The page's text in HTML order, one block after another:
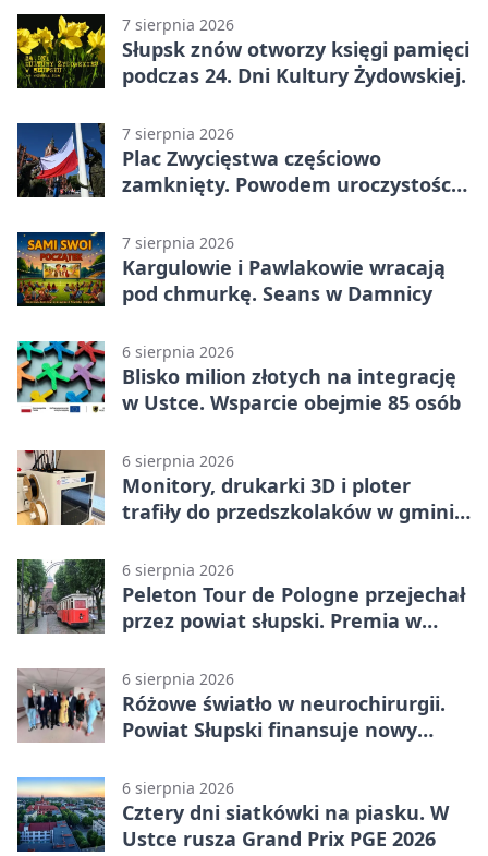
7 sierpnia 2026
Słupsk znów otworzy księgi pamięci
podczas 24. Dni Kultury Żydowskiej.
7 sierpnia 2026
Plac Zwycięstwa częściowo
zamknięty. Powodem uroczystości
7 sierpnia 2026
Kargulowie i Pawlakowie wracają
pod chmurkę. Seans w Damnicy
6 sierpnia 2026
Blisko milion złotych na integrację
w Ustce. Wsparcie obejmie 85 osób
6 sierpnia 2026
Monitory, drukarki 3D i ploter
trafiły do przedszkolaków w gminie
6 sierpnia 2026
Peleton Tour de Pologne przejechał
przez powiat słupski. Premia w
6 sierpnia 2026
Różowe światło w neurochirurgii.
Powiat Słupski finansuje nowy
6 sierpnia 2026
Cztery dni siatkówki na piasku. W
Ustce rusza Grand Prix PGE 2026